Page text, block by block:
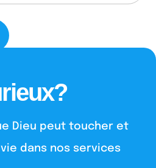
Dieu peut toucher et
dans nos services